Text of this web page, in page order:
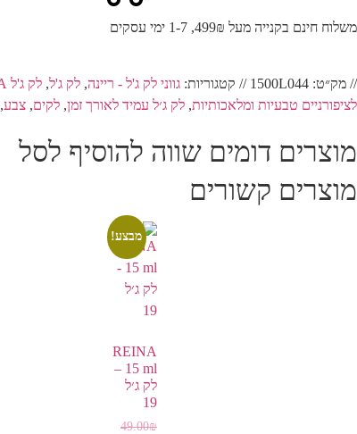
משלוח חינם בקנייה מעל 499₪, 1-7 ימי עסקים
// מק״ט: 1500L044 // קטגוריות: גווני לק ג'ל - ריינה, לק ג'ל, לק ג'ל REINA - ריינה
לציפורניים טבעיות ומלאכותיות, לק ג׳ל עמיד לאורך זמן, לקים, צבע,
מוצרים דומים שווה להוסיף לסל
מוצרים קשורים
מבצע!
REINA
15 ml –
לק ג׳ל
19
49.00₪